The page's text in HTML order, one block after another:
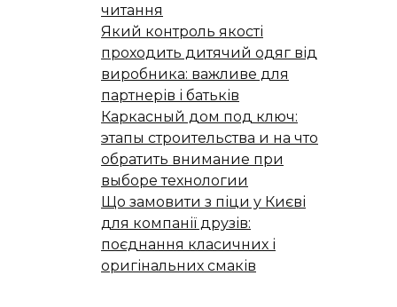
читання
Який контроль якості
проходить дитячий одяг від
виробника: важливе для
партнерів і батьків
Каркасный дом под ключ:
этапы строительства и на что
обратить внимание при
выборе технологии
Що замовити з піци у Києві
для компанії друзів:
поєднання класичних і
оригінальних смаків